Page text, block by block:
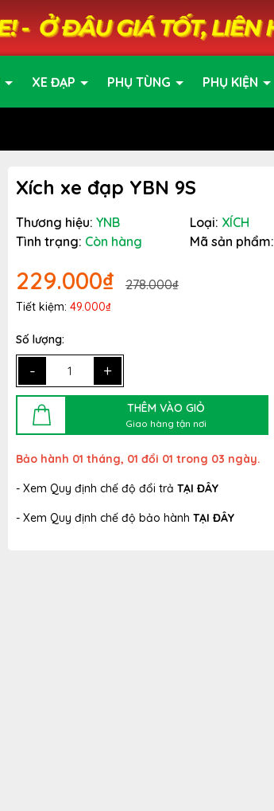
XE ĐẠP PHỤ TÙNG PHỤ KIỆN
Xích xe đạp YBN 9S
Thương hiệu: YNB Loại: XÍCH
Tình trạng: Còn hàng Mã sản phẩm:
229.000₫ 278.000₫
Tiết kiệm: 49.000₫
Số lượng:
- +
THÊM VÀO GIỎ
Giao hàng tận nơi
Bảo hành 01 tháng, 01 đổi 01 trong 03 ngày.
- Xem Quy định chế độ đổi trả TẠI ĐÂY
- Xem Quy định chế độ bảo hành TẠI ĐÂY